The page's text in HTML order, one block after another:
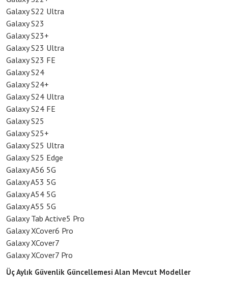
Galaxy S22 Ultra
Galaxy S23
Galaxy S23+
Galaxy S23 Ultra
Galaxy S23 FE
Galaxy S24
Galaxy S24+
Galaxy S24 Ultra
Galaxy S24 FE
Galaxy S25
Galaxy S25+
Galaxy S25 Ultra
Galaxy S25 Edge
Galaxy A56 5G
Galaxy A53 5G
Galaxy A54 5G
Galaxy A55 5G
Galaxy Tab Active5 Pro
Galaxy XCover6 Pro
Galaxy XCover7
Galaxy XCover7 Pro
Üç Aylık Güvenlik Güncellemesi Alan Mevcut Modeller